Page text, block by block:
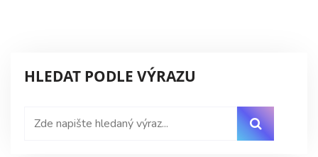
HLEDAT PODLE VÝRAZU